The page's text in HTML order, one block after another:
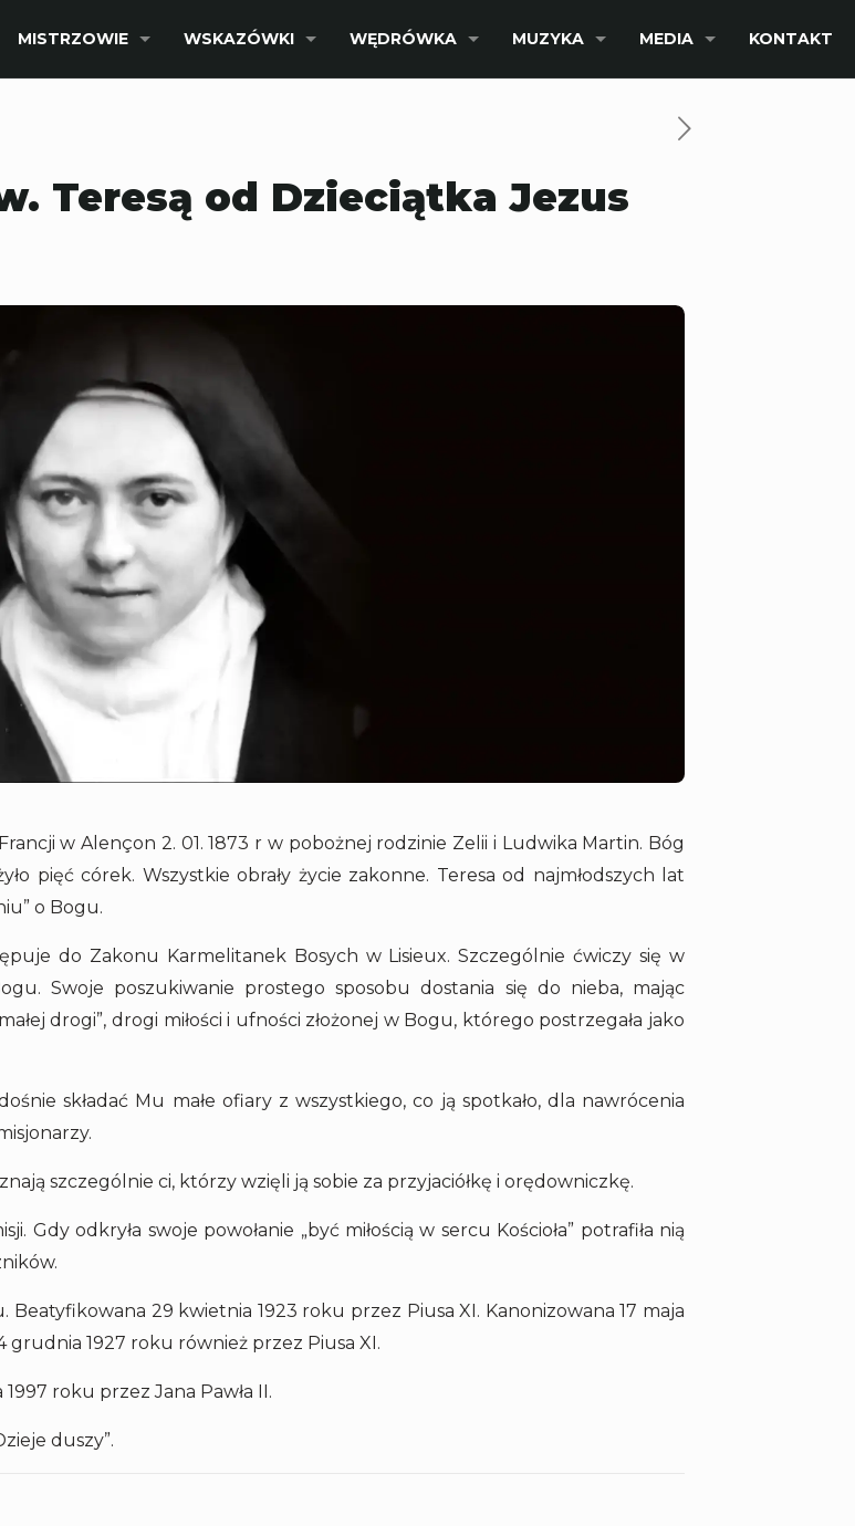
MISTRZOWIE WSKAZÓWKI WĘDRÓWKA MUZYKA MEDIA KONTAKT
Teresą od Dzieciątka Jezus
w Alençon 2. 01. 1873 r w pobożnej rodzinie Zelii i Ludwika Martin. Bóg
pięć córek. Wszystkie obrały życie zakonne. Teresa od najmłodszych lat
o Bogu.
do Zakonu Karmelitanek Bosych w Lisieux. Szczególnie ćwiczy się w
Swoje poszukiwanie prostego sposobu dostania się do nieba, mając
drogi”, drogi miłości i ufności złożonej w Bogu, którego postrzegała jako
składać Mu małe ofiary z wszystkiego, co ją spotkało, dla nawrócenia
szczególnie ci, którzy wzięli ją sobie za przyjaciółkę i orędowniczkę.
Gdy odkryła swoje powołanie „być miłością w sercu Kościoła” potrafiła nią
Beatyfikowana 29 kwietnia 1923 roku przez Piusa XI. Kanonizowana 17 maja
grudnia 1927 roku również przez Piusa XI.
roku przez Jana Pawła II.
duszy”.